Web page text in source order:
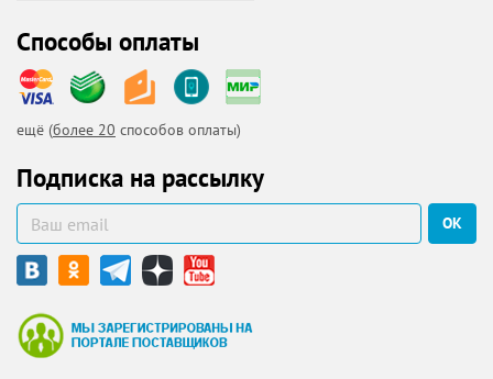
Способы оплаты
ещё (более 20 способов оплаты)
Подписка на рассылку
ОК